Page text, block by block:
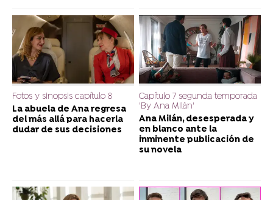
Fotos y sinopsis capítulo 8
La abuela de Ana regresa
del más allá para hacerla
dudar de sus decisiones
Capítulo 7 segunda temporada
'By Ana MIlán'
Ana Milán, desesperada y
en blanco ante la
inminente publicación de
su novela